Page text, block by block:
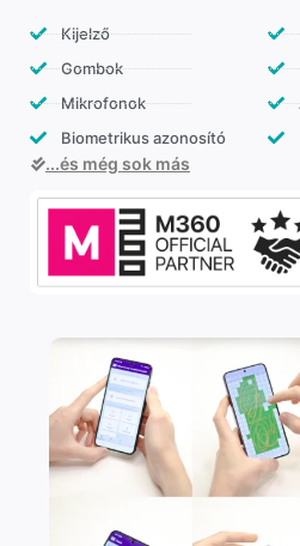
Kijelző
Gombok
Mikrofonok
Biometrikus azonosító
...és még sok más